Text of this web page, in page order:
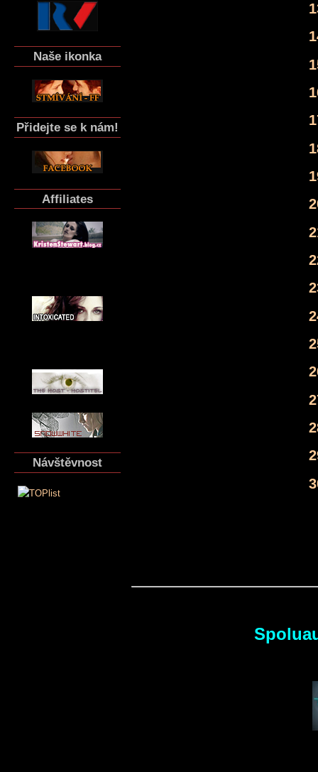
Naše ikonka
Přidejte se k nám!
Affiliates
Návštěvnost